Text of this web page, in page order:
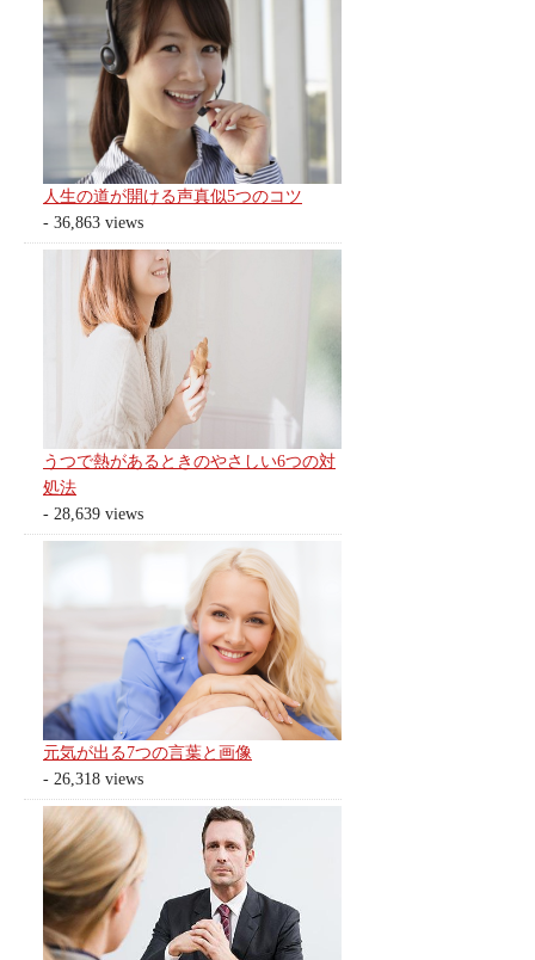
人生の道が開ける声真似5つのコツ
- 36,863 views
うつで熱があるときのやさしい6つの対
処法
- 28,639 views
元気が出る7つの言葉と画像
- 26,318 views